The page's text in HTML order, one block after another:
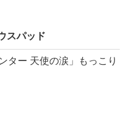
スパッド
ター 天使の涙」もっこり